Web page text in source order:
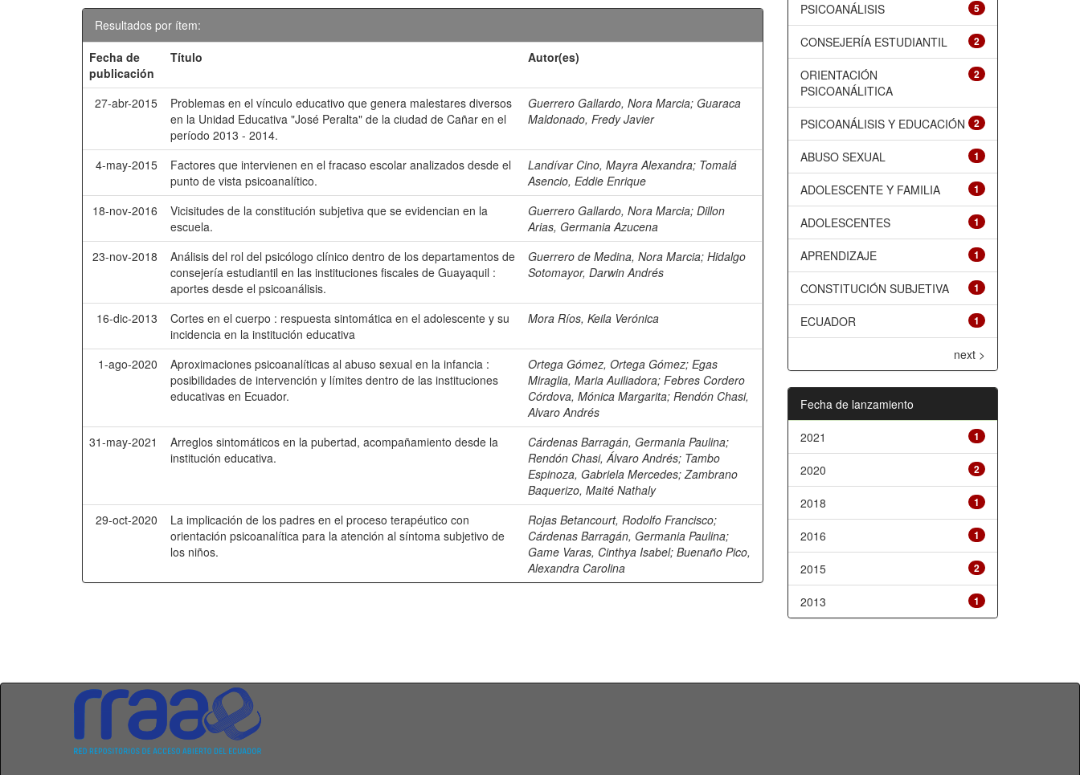
Resultados por ítem:
Fecha de
publicación
Título Autor(es)
27-abr-2015
Problemas en el vínculo educativo que genera malestares diversos
en la Unidad Educativa "José Peralta" de la ciudad de Cañar en el
período 2013 - 2014.
Guerrero Gallardo, Nora Marcia;Guaraca
Maldonado, Fredy Javier
4-may-2015
Factores que intervienen en el fracaso escolar analizados desde el
punto de vista psicoanalítico.
Landívar Cino, Mayra Alexandra; Tomalá
Asencio, Eddie Enrique
18-nov-2016
Vicisitudes de la constitución subjetiva que se evidencian en la
escuela.
Guerrero Gallardo, Nora Marcia;Dillon
Arias, Germania Azucena
23-nov-2018
Análisis del rol del psicólogo clínico dentro de los departamentos de
consejería estudiantil en las instituciones fiscales de Guayaquil :
aportes desde el psicoanálisis.
Guerrero de Medina, Nora Marcia;Hidalgo
Sotomayor, Darwin Andrés
16-dic-2013
Cortes en el cuerpo : respuesta sintomática en el adolescente y su
incidencia en la institución educativa
Mora Ríos, Keila Verónica
1-ago-2020
Aproximaciones psicoanalíticas al abuso sexual en la infancia :
posibilidades de intervención y límites dentro de las instituciones
educativas en Ecuador.
Ortega Gómez, Ortega Gómez;Egas
Miraglia, Maria Auiliadora;Febres Cordero
Córdova, Mónica Margarita;Rendón Chasi,
Alvaro Andrés
31-may-2021
Arreglos sintomáticos en la pubertad, acompañamiento desde la
institución educativa.
Cárdenas Barragán, Germania Paulina;
Rendón Chasi, Álvaro Andrés; Tambo
Espinoza, Gabriela Mercedes;Zambrano
Baquerizo, Maité Nathaly
29-oct-2020
La implicación de los padres en el proceso terapéutico con
orientación psicoanalítica para la atención al síntoma subjetivo de
los niños.
Rojas Betancourt, Rodolfo Francisco;
Cárdenas Barragán, Germania Paulina;
Game Varas, Cinthya Isabel;Buenaño Pico,
Alexandra Carolina
5
PSICOANÁLISIS
2
CONSEJERÍA ESTUDIANTIL
2
ORIENTACIÓN
PSICOANÁLITICA
2
PSICOANÁLISIS Y EDUCACIÓN
1
ABUSO SEXUAL
1
ADOLESCENTE Y FAMILIA
1
ADOLESCENTES
1
APRENDIZAJE
1
CONSTITUCIÓN SUBJETIVA
1
ECUADOR
next >
Fecha de lanzamiento
1
2021
2
2020
1
2018
1
2016
2
2015
1
2013